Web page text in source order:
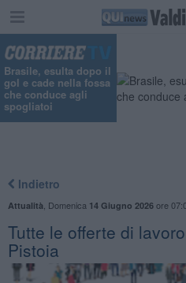
Brasile, esulta dopo il
gol e cade nella fossa
che conduce agli
spogliatoi
Indietro
Attualità Domenica 14 Giugno 2026ore
​Tutte le offerte di
Pistoia